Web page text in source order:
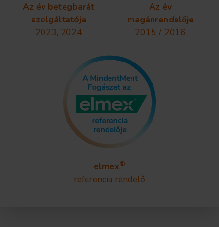
Az év betegbarát
szolgáltatója
2023, 2024
Az év
magánrendelője
2015 / 2016
elmex®
referencia rendelő